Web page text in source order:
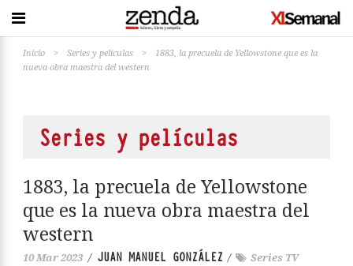
Inicio > Series y películas >
1883, la precuela de Yellowstone que es la
nueva obra maestra del western
Series y películas
1883, la precuela de Yellowstone
que es la nueva obra maestra del
western
10 Mar 2023 / JUAN MANUEL GONZÁLEZ / Series TV